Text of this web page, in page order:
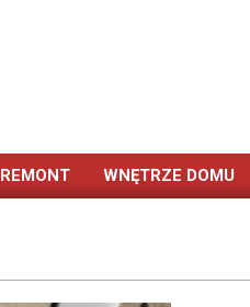
Primary
REMONT WNĘTRZE DOMU